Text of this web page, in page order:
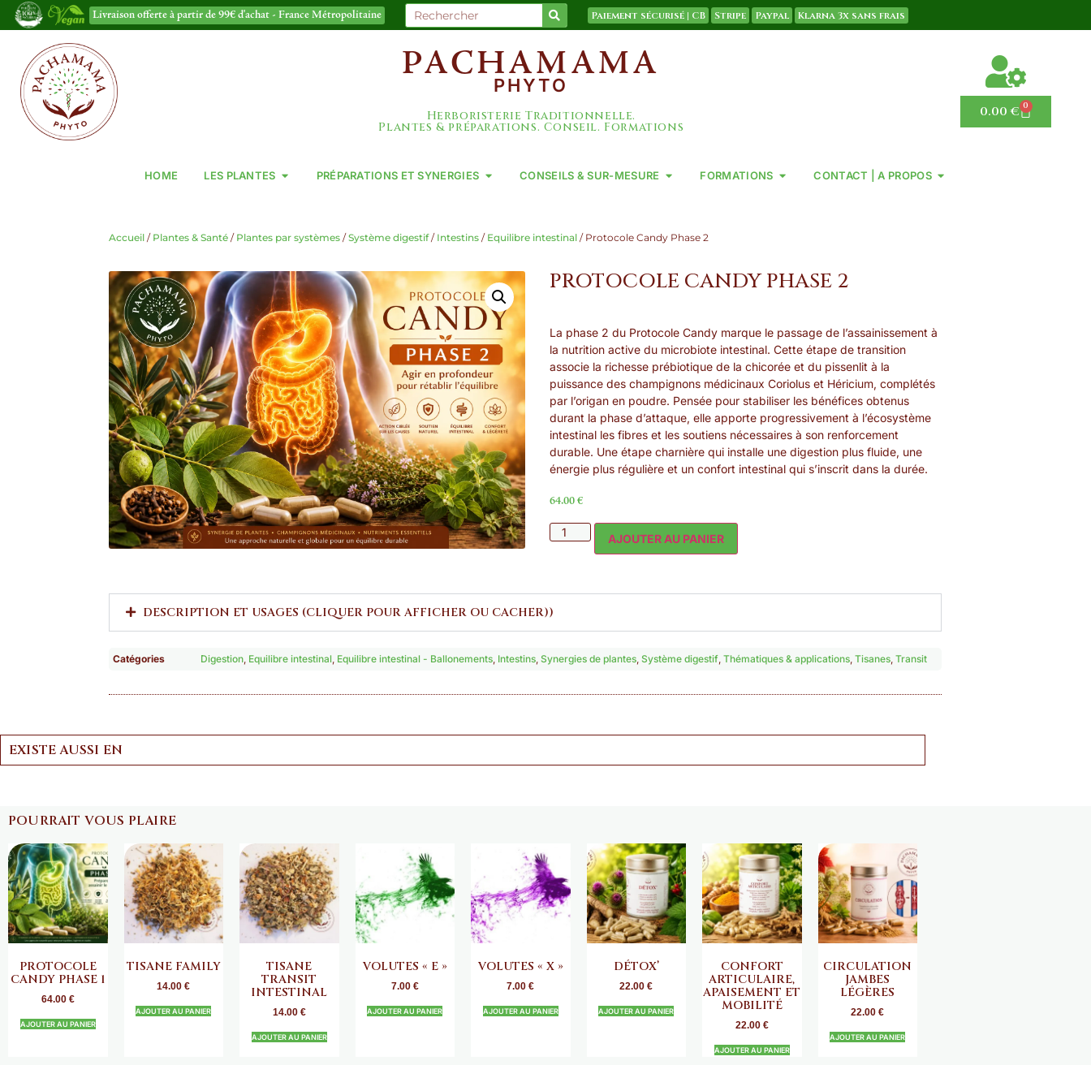
Livraison offerte à partir de 99€ d'achat - France Métropolitaine Paiement sécurisé | CB Stripe Paypal Klarna 3x sans frais
PACHAMAMA
PHYTO
Herboristerie Traditionnelle.
Plantes & préparations. Conseil. Formations
0.00€ 0
HOME LES PLANTES PRÉPARATIONS ET SYNERGIES CONSEILS & SUR-MESURE FORMATIONS CONTACT | A PROPOS
Accueil / Plantes & Santé / Plantes par systèmes /Système digestif/ Intestins / Equilibre intestinal / Protocole Candy Phase 2
PROTOCOLE CANDY PHASE 2
La phase 2 du Protocole Candy marque le passage de l’assainissement à
la nutrition active du microbiote intestinal. Cette étape de transition
associe la richesse prébiotique de la chicorée et du pissenlit à la
puissance des champignons médicinaux Coriolus et Héricium, complétés
par l’origan en poudre. Pensée pour stabiliser les bénéfices obtenus
durant la phase d’attaque, elle apporte progressivement à l’écosystème
intestinal les fibres et les soutiens nécessaires à son renforcement
durable. Une étape charnière qui installe une digestion plus fluide, une
énergie plus régulière et un confort intestinal qui s’inscrit dans la durée.
64.00 €
AJOUTER AU PANIER
DESCRIPTION ET USAGES (CLIQUER POUR AFFICHER OU CACHER))
Catégories Digestion Equilibre intestinal Equilibre intestinal - Ballonements Intestins ,Synergies de plantes ,Système digestif ,Thématiques & applications ,Tisanes ,Transit
EXISTE AUSSI EN
POURRAIT VOUS PLAIRE
PROTOCOLE
CANDY PHASE 1
64.00 €
AJOUTER AU PANIER
TISANE FAMILY
14.00€
AJOUTER AU PANIER
TISANE
TRANSIT
INTESTINAL
14.00 €
AJOUTER AU PANIER
VOLUTES « E »
7.00 €
AJOUTER AU PANIER
VOLUTES « X »
7.00€
AJOUTER AU PANIER
DÉTOX’
22.00€
AJOUTER AU PANIER
CONFORT
ARTICULAIRE,
APAISEMENT ET
MOBILITÉ
22.00 €
AJOUTER AU PANIER
CIRCULATION
JAMBES
LÉGÈRES
22.00€
AJOUTER AU PANIER